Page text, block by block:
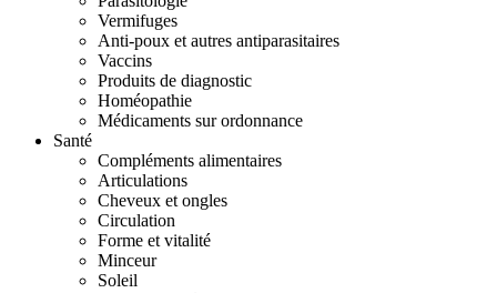
Vermifuges
Anti-poux et autres antiparasitaires
Vaccins
Produits de diagnostic
Homéopathie
Médicaments sur ordonnance
Santé
Compléments alimentaires
Articulations
Cheveux et ongles
Circulation
Forme et vitalité
Minceur
Soleil